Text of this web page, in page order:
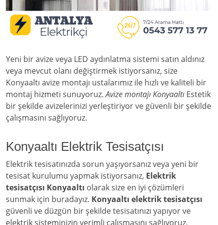
Yeni bir avize veya LED aydınlatma sistemi satın aldınız
veya mevcut olanı değiştirmek istiyorsanız, size
Konyaaltı avize montajı ustalarımız ile hızlı ve kaliteli bir
montaj hizmeti sunuyoruz.Avize montajı Konyaaltı Estetik
bir şekilde avizelerinizi yerleştiriyor ve güvenli bir şekilde
çalışmasını sağlıyoruz.
Konyaaltı Elektrik Tesisatçısı
Elektrik tesisatınızda sorun yaşıyorsanız veya yeni bir
tesisat kurulumu yapmak istiyorsanız, Elektrik
tesisatçısı Konyaaltı olarak size en iyi çözümleri
sunmak için buradayız. Konyaaltı elektrik tesisatçısı
güvenli ve düzgün bir şekilde tesisatınızı yapıyor ve
elektrik sisteminizin verimli çalışmasını sağlıyoruz.